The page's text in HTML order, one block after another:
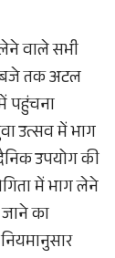
वाले सभी
बजे तक अटल
पहुंचना
उत्सव में भाग
उपयोग की
में भाग लेने
का